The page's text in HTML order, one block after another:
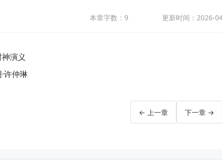
本章字数： 9 更新时间： 2026-
演义
许仲琳
← 上一章 下一章 →